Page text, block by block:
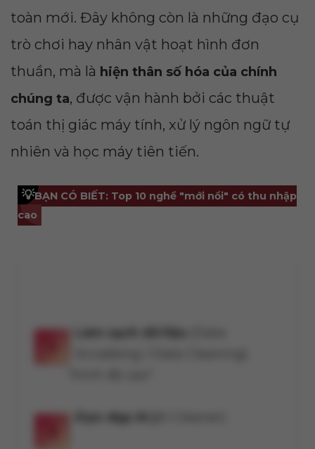
toàn mới. Đây không còn là những đạo cụ
trò chơi hay nhân vật hoạt hình đơn
thuần, mà là hiện thân số hóa của chính
chúng ta, được vận hành bởi các thuật
toán thị giác máy tính, xử lý ngôn ngữ tự
nhiên và học máy tiên tiến.
💡BẠN CÓ BIẾT: Top 10 nghề "mới nổi" có thu nhập
cao